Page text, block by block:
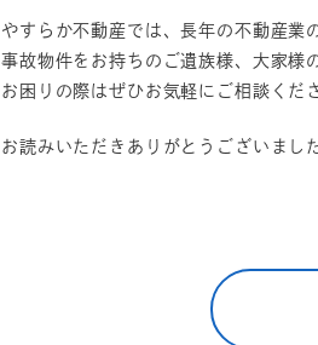
やすらか不動産では、長年の不動産業
事故物件をお持ちのご遺族様、大家様
お困りの際はぜひお気軽にご相談くだ
お読みいただきありがとうございまし